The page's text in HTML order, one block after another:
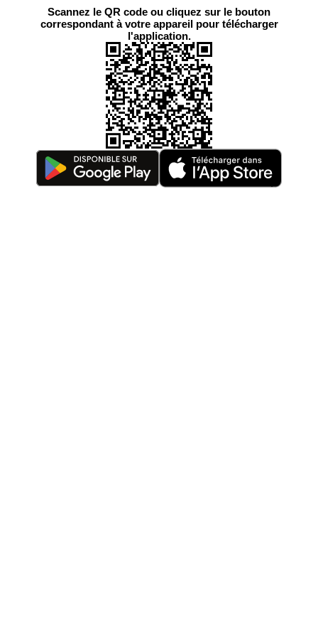
Scannez le QR code ou cliquez sur le bouton
correspondant à votre appareil pour télécharger
l'application.